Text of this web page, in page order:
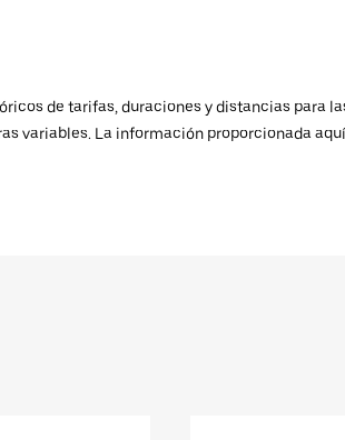
de tarifas, duraciones y distancias para
variables. La información proporcionada